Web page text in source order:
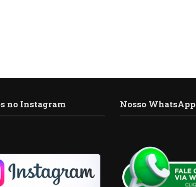
no Instagram Nosso WhatsApp